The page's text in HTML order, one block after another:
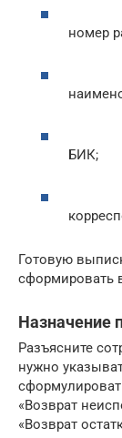
номер
БИК;
Готовую
сформировать
Назначение
Разъясните
нужно
«Возврат
«Возврат